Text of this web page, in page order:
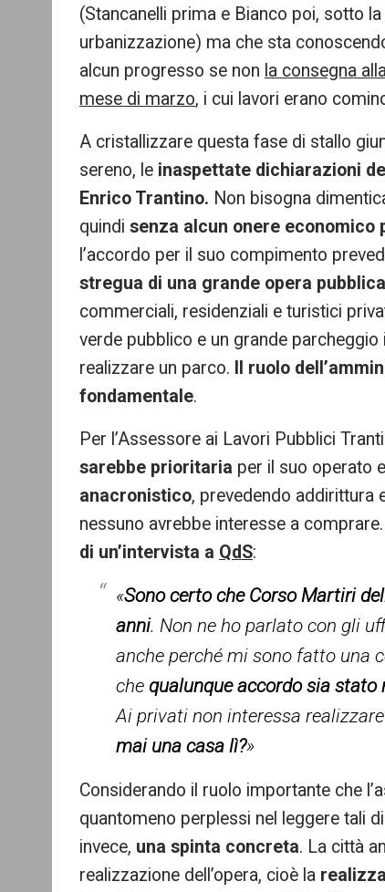
(Stancanelli prima e Bianco poi, sotto
urbanizzazione) ma che sta
alcun progresso se non la consegna
mese di marzo, i cui lavori erano
A cristallizzare questa fase di stallo
sereno, le inaspettate dichiarazioni
Enrico Trantino. Non bisogna
quindi senza alcun onere economico
l’accordo per il suo compimento
stregua di una grande opera pubblica
commerciali, residenziali e turistici
verde pubblico e un grande
realizzare un parco.
Il ruolo
fondamentale.
Per l’Assessore ai Lavori Pubblici
sarebbe prioritaria per il suo operato
anacronistico, prevedendo addirittura
nessuno avrebbe interesse a comprare.
di un’intervista a QdS:
«Sono certo che Corso Martiri
anni. Non ne ho parlato con gli
anche perché mi sono fatto una
che qualunque accordo sia
Ai privati non interessa
mai una casa lì?»
Considerando il ruolo importante che
quantomeno perplessi nel leggere tali
invece, una spinta concreta. La città
realizzazione dell’opera, cioè la